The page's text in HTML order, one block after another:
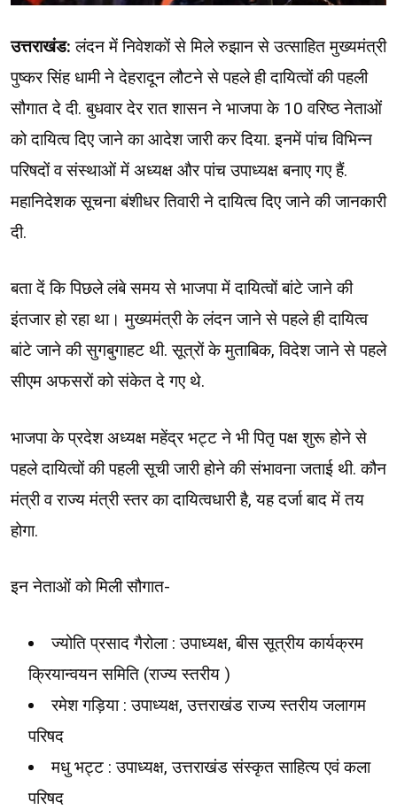
उत्तराखंड: लंदन में निवेशकों से मिले रुझान से उत्साहित मुख्यमंत्री
पुष्कर सिंह धामी ने देहरादून लौटने से पहले ही दायित्वों की पहली
सौगात दे दी. बुधवार देर रात शासन ने भाजपा के 10 वरिष्ठ नेताओं
को दायित्व दिए जाने का आदेश जारी कर दिया. इनमें पांच विभिन्न
परिषदों व संस्थाओं में अध्यक्ष और पांच उपाध्यक्ष बनाए गए हैं.
महानिदेशक सूचना बंशीधर तिवारी ने दायित्व दिए जाने की जानकारी
दी.
बता दें कि पिछले लंबे समय से भाजपा में दायित्वों बांटे जाने की
इंतजार हो रहा था। मुख्यमंत्री के लंदन जाने से पहले ही दायित्व
बांटे जाने की सुगबुगाहट थी. सूत्रों के मुताबिक, विदेश जाने से पहले
सीएम अफसरों को संकेत दे गए थे.
भाजपा के प्रदेश अध्यक्ष महेंद्र भट्ट ने भी पितृ पक्ष शुरू होने से
पहले दायित्वों की पहली सूची जारी होने की संभावना जताई थी. कौन
मंत्री व राज्य मंत्री स्तर का दायित्वधारी है, यह दर्जा बाद में तय
होगा.
इन नेताओं को मिली सौगात-
ज्योति प्रसाद गैरोला : उपाध्यक्ष, बीस सूत्रीय कार्यक्रम
क्रियान्वयन समिति (राज्य स्तरीय )
रमेश गड़िया : उपाध्यक्ष, उत्तराखंड राज्य स्तरीय जलागम
परिषद
मधु भट्ट : उपाध्यक्ष, उत्तराखंड संस्कृत साहित्य एवं कला
परिषद